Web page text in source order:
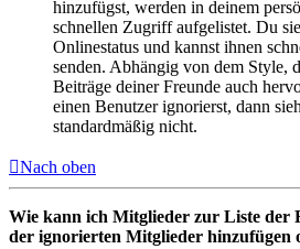
hinzufügst, werden in deinem
schnellen Zugriff aufgelistet. Du
Onlinestatus und kannst ihnen
senden. Abhängig von dem Style,
Beiträge deiner Freunde auch
einen Benutzer ignorierst, dann
standardmäßig nicht.
Nach oben
Wie kann ich Mitglieder zur Liste der
der ignorierten Mitglieder hinzufügen